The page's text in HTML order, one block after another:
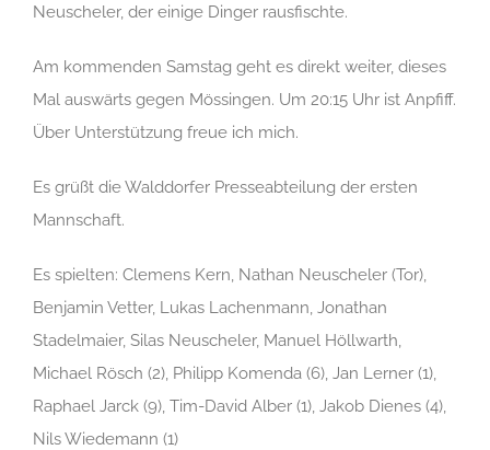
Neuscheler, der einige Dinger rausfischte.
Am kommenden Samstag geht es direkt weiter, dieses
Mal auswärts gegen Mössingen. Um 20:15 Uhr ist Anpfiff.
Über Unterstützung freue ich mich.
Es grüßt die Walddorfer Presseabteilung der ersten
Mannschaft.
Es spielten: Clemens Kern, Nathan Neuscheler (Tor),
Benjamin Vetter, Lukas Lachenmann, Jonathan
Stadelmaier, Silas Neuscheler, Manuel Höllwarth,
Michael Rösch (2), Philipp Komenda (6), Jan Lerner (1),
Raphael Jarck (9), Tim-David Alber (1), Jakob Dienes (4),
Nils Wiedemann (1)